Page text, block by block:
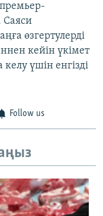
премьер-
Саяси
өзгертулерді
кейін үкімет
үшін енгізді
Follow us